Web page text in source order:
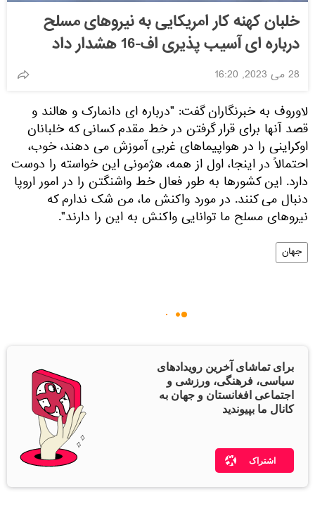
خلبان کهنه کار امریکایی به نیروهای مسلح
درباره ای آسیب پذیری اف-16 هشدار داد
28 می 2023, 16:20
لاوروف به خبرنگاران گفت: "درباره ای دانمارک و هالند و
قصد آنها برای قرار گرفتن در خط مقدم کسانی که خلبانان
اوکراینی را در هواپیماهای غربی آموزش می دهند، خوب،
احتمالاً در اینجا، اول از همه، هژمونی این خواسته را دوست
دارد. این کشورها به طور فعال خط واشنگتن را در امور اروپا
دنبال می کنند. در مورد واکنش ما، من شک ندارم که
نیروهای مسلح ما توانایی واکنش به این را دارند".
جهان
برای تماشای آخرین رویدادهای
سیاسی، فرهنگی، ورزشی و
اجتماعی افغانستان و جهان به
کانال ما بپیوندید
اشتراک